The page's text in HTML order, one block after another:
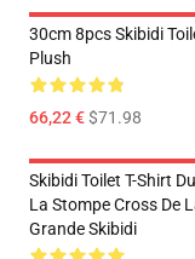
30cm 8pcs Skibidi
Plush
66,22 €$71.98
Skibidi Toilet T-Shirt
La Stompe Cross De
Grande Skibidi